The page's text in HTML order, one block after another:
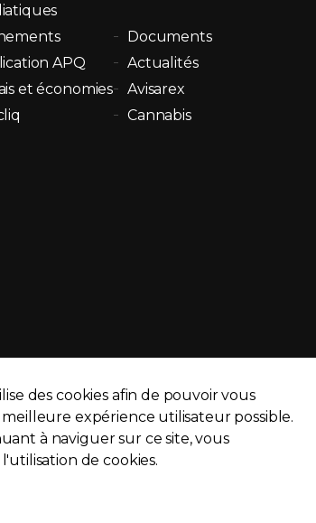
Documents
APQ
Actualités
et économies
Avisarex
Cannabis
confidentialité Plan du site
des cookies afin de pouvoir vous
expérience utilisateur possible.
à naviguer sur ce site, vous
de cookies.